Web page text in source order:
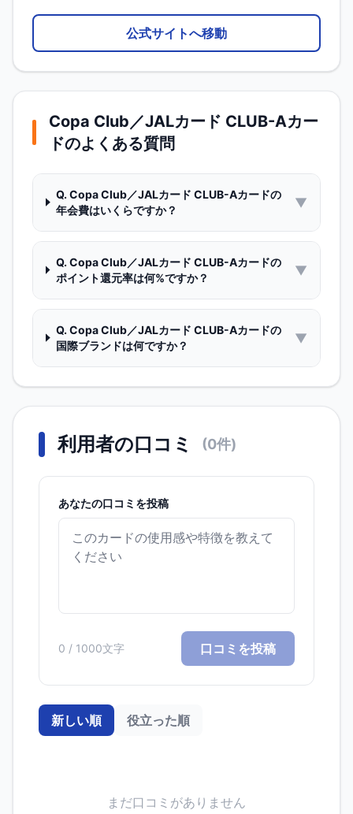
公式サイトへ移動
Copa Club／JALカード CLUB-Aカー
ドのよくある質問
Q.Copa Club／JALカード CLUB-Aカードの
年会費はいくらですか？
▼
Q. Copa Club／JALカード CLUB-Aカードの
ポイント還元率は何%ですか？
▼
Q.Copa Club／JALカード CLUB-Aカードの
国際ブランドは何ですか？
▼
利用者の口コミ (0件)
あなたの口コミを投稿
0 / 1000文字 口コミを投稿
新しい順 役立った順
まだ口コミがありません